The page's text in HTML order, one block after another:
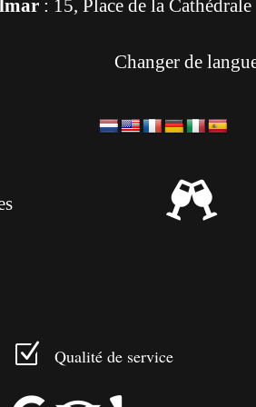
: 15, Place de la Cathédrale
Changer de

Z Qualité de service